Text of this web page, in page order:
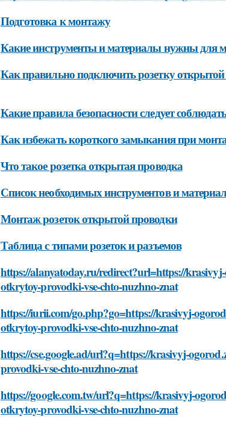
Подготовка к монтажу
Какие инструменты и материалы нужны для
Как правильно подключить розетку
Какие правила безопасности следует
Как избежать короткого замыкания при
Что такое розетка открытая проводка
Список необходимых инструментов и
Монтаж розеток открытой проводки
Таблица с типами розеток и разъемов
https://alanyatoday.ru/redirect?url=https://
otkrytoy-provodki-vse-chto-nuzhno-znat
https://iurii.com/go.php?go=https://krasivyj-
otkrytoy-provodki-vse-chto-nuzhno-znat
https://cse.google.ad/url?q=https://krasivyj-
provodki-vse-chto-nuzhno-znat
https://google.com.tw/url?q=https://krasivyj-
otkrytoy-provodki-vse-chto-nuzhno-znat